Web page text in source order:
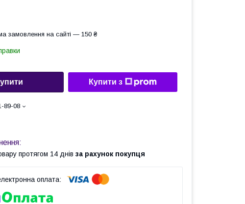
замовлення на сайті — 150 ₴
Купити з
89-08
протягом 14 днів за рахунок покупця